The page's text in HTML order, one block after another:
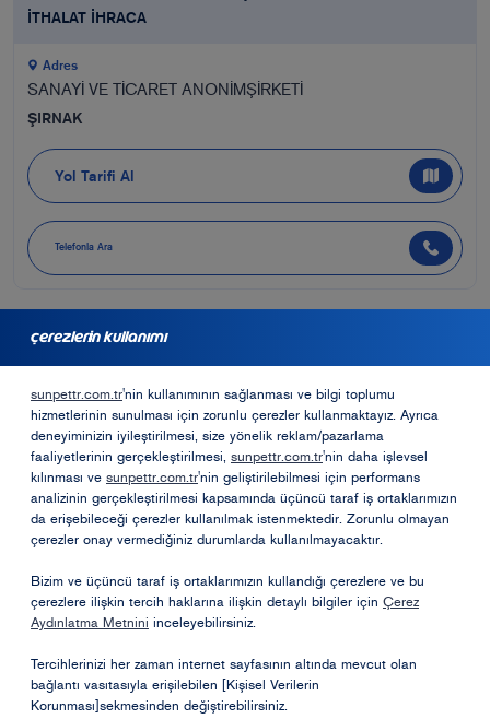
çerezlerin kullanımı
sunpettr.com.tr'nin kullanımının sağlanması ve bilgi toplumu
hizmetlerinin sunulması için zorunlu çerezler kullanmaktayız. Ayrıca
deneyiminizin iyileştirilmesi, size yönelik reklam/pazarlama
faaliyetlerinin gerçekleştirilmesi, sunpettr.com.tr'nin daha işlevsel
kılınması ve sunpettr.com.tr'nin geliştirilebilmesi için performans
analizinin gerçekleştirilmesi kapsamında üçüncü taraf iş ortaklarımızın
da erişebileceği çerezler kullanılmak istenmektedir. Zorunlu olmayan
çerezler onay vermediğiniz durumlarda kullanılmayacaktır.
Bizim ve üçüncü taraf iş ortaklarımızın kullandığı çerezlere ve bu
çerezlere ilişkin tercih haklarına ilişkin detaylı bilgiler için Çerez
Aydınlatma Metnini inceleyebilirsiniz.
Tercihlerinizi her zaman internet sayfasının altında mevcut olan
bağlantı vasıtasıyla erişilebilen [Kişisel Verilerin
Korunması]sekmesinden değiştirebilirsiniz.
İTHALAT İHRACA
Adres
SANAYİ VE TİCARET ANONİMŞİRKETİ
ŞIRNAK
Yol Tarifi Al
Telefonla Ara
Bayilik Formu
Opet Sosyal Sorumluk Projeleri
Kişisel Verilerin Korunması Bilgi Toplumu Hizmetleri